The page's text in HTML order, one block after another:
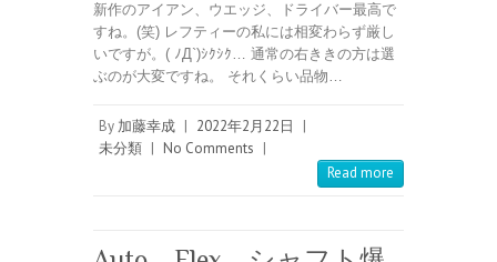
新作のアイアン、ウエッジ、ドライバー最高で
すね。(笑) レフティーの私には相変わらず厳し
いですが。( ﾉД`)ｼｸｼｸ… 通常の右ききの方は選
ぶのが大変ですね。 それくらい品物…
By 加藤幸成 | 2022年2月22日
|
未分類 | No Comments |
Read more